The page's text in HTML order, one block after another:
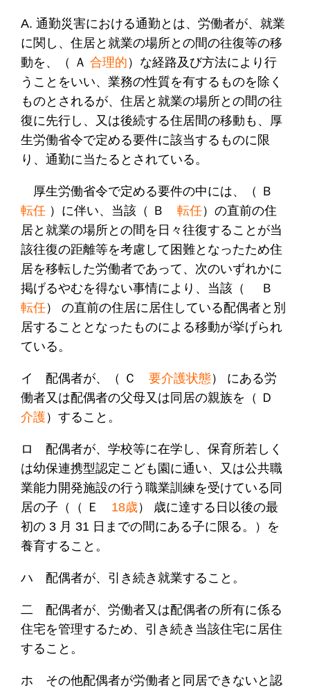
A. 通勤災害における通勤とは、労働者が、就業
に関し、住居と就業の場所との間の往復等の移
動を、（ Ａ合理的 ）な経路及び方法により行
うことをいい、業務の性質を有するものを除く
ものとされるが、住居と就業の場所との間の往
復に先行し、又は後続する住居間の移動も、厚
生労働省令で定める要件に該当するものに限
り、通勤に当たるとされている。
厚生労働省令で定める要件の中には、（ Ｂ
転任 ）に伴い、当該（ Ｂ転任）の直前の住
居と就業の場所との間を日々往復することが当
該往復の距離等を考慮して困難となったため住
居を移転した労働者であって、次のいずれかに
掲げるやむを得ない事情により、当該（ Ｂ
転任） の直前の住居に居住している配偶者と別
居することとなったものによる移動が挙げられ
ている。
イ 配偶者が、（ Ｃ要介護状態） にある労
働者又は配偶者の父母又は同居の親族を（ Ｄ
介護 ）すること。
ロ 配偶者が、学校等に在学し、保育所若しく
は幼保連携型認定こども園に通い、又は公共職
業能力開発施設の行う職業訓練を受けている同
居の子（（ Ｅ 18歳） 歳に達する日以後の最
初の 3 月 31 日までの間にある子に限る。）を
養育すること。
ハ 配偶者が、引き続き就業すること。
二 配偶者が、労働者又は配偶者の所有に係る
住宅を管理するため、引き続き当該住宅に居住
すること。
ホ その他配偶者が労働者と同居できないと認